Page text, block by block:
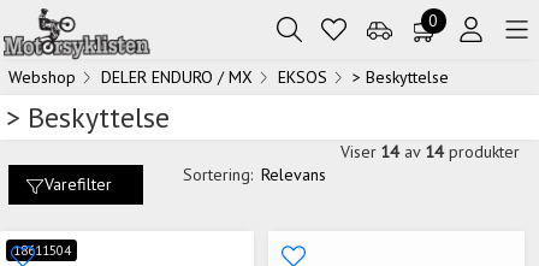
0
Webshop DELER ENDURO / MX EKSOS > Beskyttelse
> Beskyttelse
Varefilter Sortering: Relevans
Viser 14 av 14 produkter
18611504